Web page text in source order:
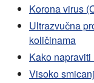
Korona virus
Ultrazvučna
količinama
Kako
Visoko